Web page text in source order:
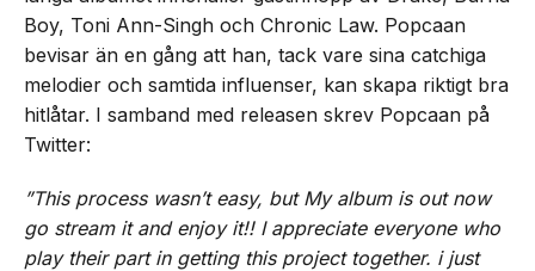
Boy, Toni Ann-Singh och Chronic Law. Popcaan
bevisar än en gång att han, tack vare sina catchiga
melodier och samtida influenser, kan skapa riktigt bra
hitlåtar. I samband med releasen skrev Popcaan på
Twitter:
”This process wasn’t easy, but My album is out now
go stream it and enjoy it!! I appreciate everyone who
play their part in getting this project together. i just